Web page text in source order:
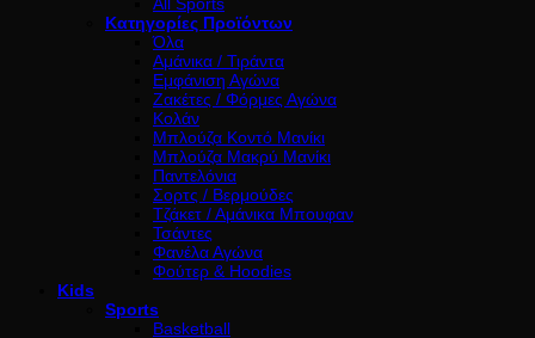
All Sports
Κατηγορίες Προϊόντων
Όλα
Αμάνικα / Τιράντα
Εμφάνιση Αγώνα
Ζακέτες / Φόρμες Αγώνα
Κολάν
Μπλούζα Κοντό Μανίκι
Μπλούζα Μακρύ Μανίκι
Παντελόνια
Σορτς / Βερμούδες
Τζάκετ / Αμάνικα Μπουφαν
Τσάντες
Φανέλα Αγώνα
Φούτερ & Hoodies
Kids
Sports
Basketball